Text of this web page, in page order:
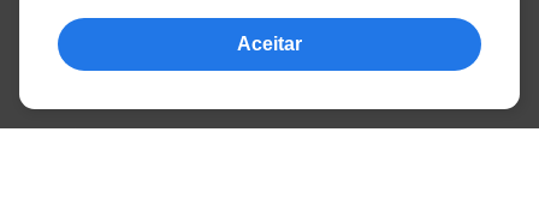
N
O P Q R S T U V W X
Z
0-9
© 2022, mais de 2 milhões de cifras e letras
Aceitar